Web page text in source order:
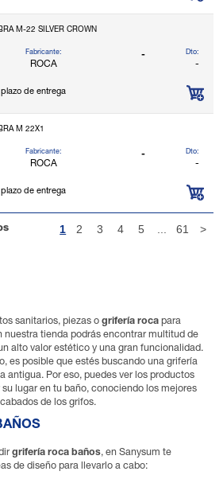
M-22 SILVER CROWN
Fabricante:
ROCA
- Dto:
-
de entrega
M 22X1
Fabricante:
ROCA
- Dto:
-
de entrega
1 2 3 4 5 61 >
sanitarios, piezas o grifería rocapara
nuestra tienda podrás encontrar multitud de
alto valor estético y una gran funcionalidad.
es posible que estés buscando una grifería
antigua. Por eso, puedes ver los productos
lugar en tu baño, conociendo los mejores
de los grifos.
grifería roca baños, en Sanysum te
de diseño para llevarlo a cabo: